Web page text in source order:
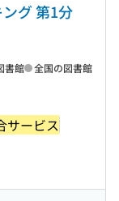
グ 第1分
サービス
書館 全国の図書館